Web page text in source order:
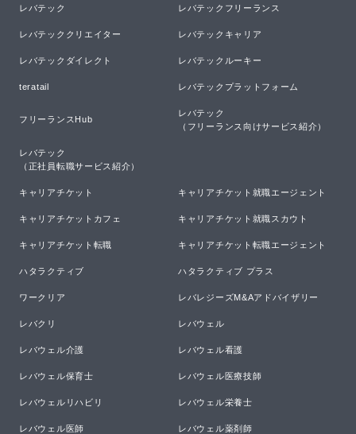
レバテック レバテックフリーランス
レバテッククリエイター レバテックキャリア
レバテックダイレクト レバテックルーキー
teratail レバテックプラットフォーム
フリーランスHub
レバテック
（フリーランス向けサービス紹介）
レバテック
（正社員転職サービス紹介）
キャリアチケット キャリアチケット就職エージェント
キャリアチケットカフェ キャリアチケット就職スカウト
キャリアチケット転職 キャリアチケット転職エージェント
ハタラクティブ ハタラクティブ プラス
ワークリア レバレジーズM&Aアドバイザリー
レバクリ レバウェル
レバウェル介護 レバウェル看護
レバウェル保育士 レバウェル医療技師
レバウェルリハビリ レバウェル栄養士
レバウェル医師 レバウェル薬剤師